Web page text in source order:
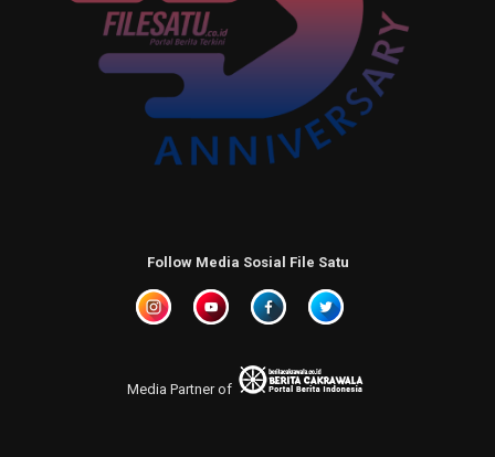
Follow Media Sosial File Satu
Media Partner of